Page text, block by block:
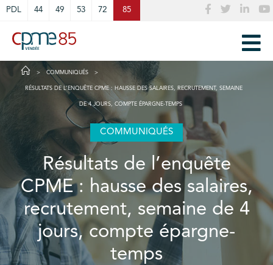
PDL 44 49 53 72 85
COMMUNIQUÉS
RÉSULTATS DE L’ENQUÊTE CPME : HAUSSE DES SALAIRES, RECRUTEMENT, SEMAINE
DE 4 JOURS, COMPTE ÉPARGNE-TEMPS
COMMUNIQUÉS
Résultats de l’enquête
CPME : hausse des salaires,
recrutement, semaine de 4
jours, compte épargne-
temps
Cookies management panel